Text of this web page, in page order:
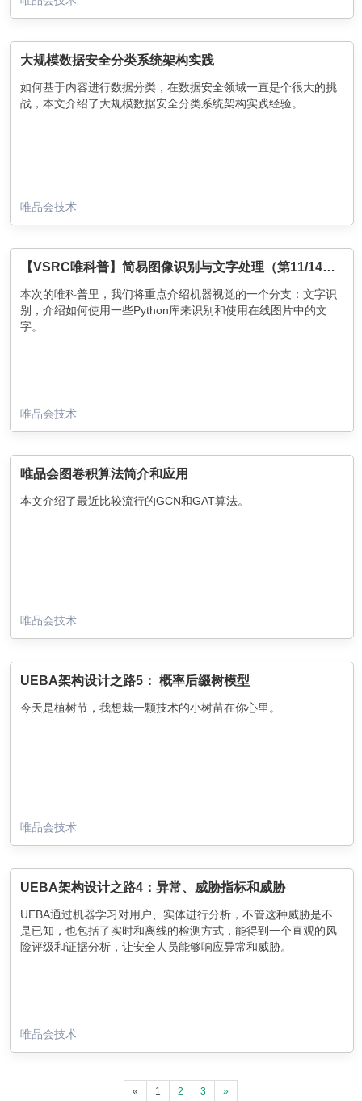
大规模数据安全分类系统架构实践
如何基于内容进行数据分类，在数据安全领域一直是个很大的挑
战，本文介绍了大规模数据安全分类系统架构实践经验。
唯品会技术
【VSRC唯科普】简易图像识别与文字处理（第11/14篇）
本次的唯科普里，我们将重点介绍机器视觉的一个分支：文字识
别，介绍如何使用一些Python库来识别和使用在线图片中的文
字。
唯品会技术
唯品会图卷积算法简介和应用
本文介绍了最近比较流行的GCN和GAT算法。
唯品会技术
UEBA架构设计之路5： 概率后缀树模型
今天是植树节，我想栽一颗技术的小树苗在你心里。
唯品会技术
UEBA架构设计之路4：异常、威胁指标和威胁
UEBA通过机器学习对用户、实体进行分析，不管这种威胁是不
是已知，也包括了实时和离线的检测方式，能得到一个直观的风
险评级和证据分析，让安全人员能够响应异常和威胁。
唯品会技术
« 1 2 3 »